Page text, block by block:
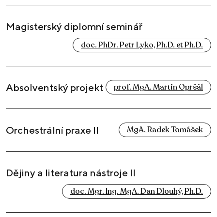
Magisterský diplomní seminář
doc. PhDr. Petr Lyko, Ph.D. et Ph.D.
Absolventský projekt prof. MgA. Martin Opršál
Orchestrální praxe II MgA. Radek Tomášek
Dějiny a literatura nástroje II
doc. Mgr. Ing. MgA. Dan Dlouhý, Ph.D.